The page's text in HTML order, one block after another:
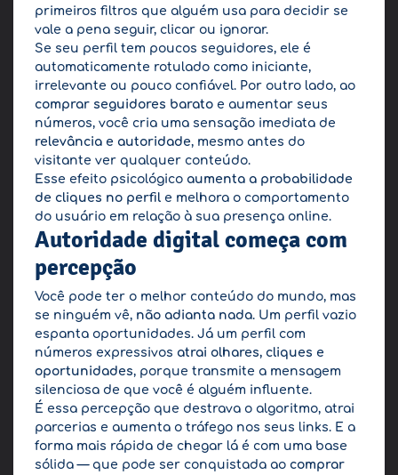
primeiros filtros que alguém usa para decidir se
vale a pena seguir, clicar ou ignorar.
Se seu perfil tem poucos seguidores, ele é
automaticamente rotulado como iniciante,
irrelevante ou pouco confiável. Por outro lado, ao
comprar seguidores barato e aumentar seus
números, você cria uma sensação imediata de
relevância e autoridade, mesmo antes do
visitante ver qualquer conteúdo.
Esse efeito psicológico aumenta a probabilidade
de cliques no perfil e melhora o comportamento
do usuário em relação à sua presença online.
Autoridade digital começa com
percepção
Você pode ter o melhor conteúdo do mundo, mas
se ninguém vê, não adianta nada. Um perfil vazio
espanta oportunidades. Já um perfil com
números expressivos atrai olhares, cliques e
oportunidades, porque transmite a mensagem
silenciosa de que você é alguém influente.
É essa percepção que destrava o algoritmo, atrai
parcerias e aumenta o tráfego nos seus links. E a
forma mais rápida de chegar lá é com uma base
sólida — que pode ser conquistada ao comprar